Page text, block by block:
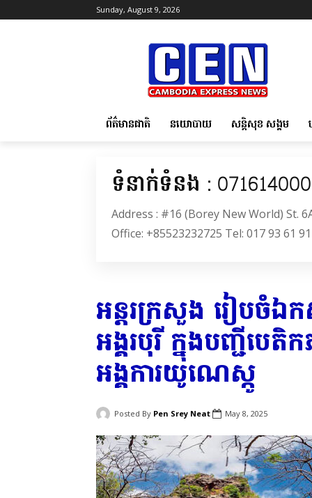
Sunday, August 9, 2026
ព័ត៌មានជាតិ នយោបាយ សន្តិសុខ សង្គម
ទំនាក់ទំនង :
Address : #16 (Borey New World) St.
Office: +85523232725 Tel: 017 93 61 91
អន្តរក្រសួង រៀបចំឯ
អង្គរបុរី ក្នុងបញ្ជីប
អង្គការយូណេស្កូ
Posted By Pen Srey Neat May 8, 2025